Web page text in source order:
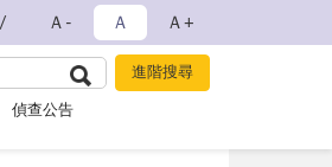
Ａ- Ａ Ａ+
偵查公告